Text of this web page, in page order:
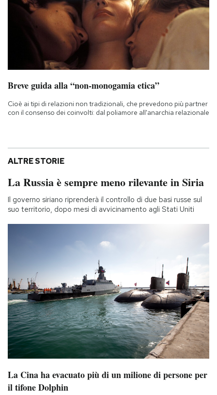
Breve guida alla “non-monogamia etica”
Cioè ai tipi di relazioni non tradizionali, che prevedono più partner
con il consenso dei coinvolti: dal poliamore all'anarchia relazionale
ALTRE STORIE
La Russia è sempre meno rilevante in Siria
Il governo siriano riprenderà il controllo di due basi russe sul
suo territorio, dopo mesi di avvicinamento agli Stati Uniti
La Cina ha evacuato più di un milione di persone per
il tifone Dolphin